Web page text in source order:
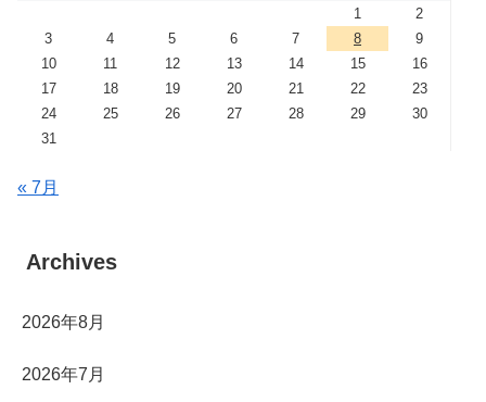
1
2
3
4 5 6 7 8
9
10
11 12 13 14 15
16
17
18 19 20 21 22
23
24
25 26 27 28 29
30
31
« 7月
Archives
2026年8月
2026年7月